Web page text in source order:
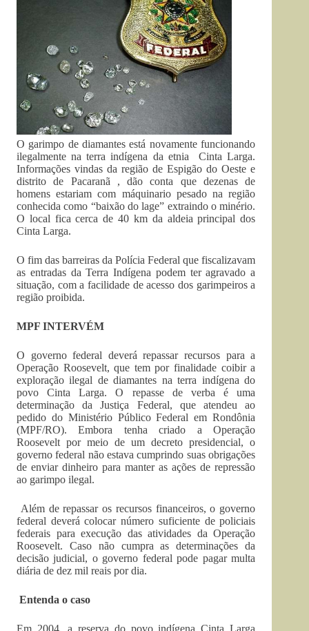
O garimpo de diamantes está novamente funcionando
ilegalmente na terra indígena da etnia Cinta Larga.
Informações vindas da região de Espigão do Oeste e
distrito de Pacaranã , dão conta que dezenas de
homens estariam com máquinario pesado na região
conhecida como “baixão do lage” extraindo o minério.
O local fica cerca de 40 km da aldeia principal dos
Cinta Larga.
O fim das barreiras da Polícia Federal que fiscalizavam
as entradas da Terra Indígena podem ter agravado a
situação, com a facilidade de acesso dos garimpeiros a
região proibida.
MPF INTERVÉM
O governo federal deverá repassar recursos para a
Operação Roosevelt, que tem por finalidade coibir a
exploração ilegal de diamantes na terra indígena do
povo Cinta Larga. O repasse de verba é uma
determinação da Justiça Federal, que atendeu ao
pedido do Ministério Público Federal em Rondônia
(MPF/RO). Embora tenha criado a Operação
Roosevelt por meio de um decreto presidencial, o
governo federal não estava cumprindo suas obrigações
de enviar dinheiro para manter as ações de repressão
ao garimpo ilegal.
Além de repassar os recursos financeiros, o governo
federal deverá colocar número suficiente de policiais
federais para execução das atividades da Operação
Roosevelt. Caso não cumpra as determinações da
decisão judicial, o governo federal pode pagar multa
diária de dez mil reais por dia.
Entenda o caso
Em 2004, a reserva do povo indígena Cinta Larga